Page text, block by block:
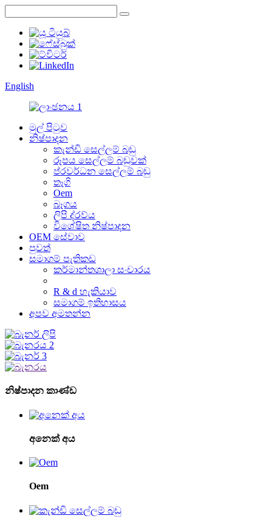
English
මුල් පිටුව
නිෂ්පාදන
කැන්ඩි සෙල්ලම් බඩු
රූපය සෙල්ලම් බඩුවක්
ප්රවර්ධන සෙල්ලම් බඩු
තෑගි
Oem
බෑගය
ලිපි ද්රව්ය
විශේෂිත නිෂ්පාදන
OEM සේවාව
පුවත්
සමාගම් පැතිකඩ
කර්මාන්තශාලා සංචාරය
R & d හැකියාව
සමාගම් ඉතිහාසය
අපව අමතන්න
නිෂ්පාදන කාණ්ඩ
අනෙක් අය
Oem